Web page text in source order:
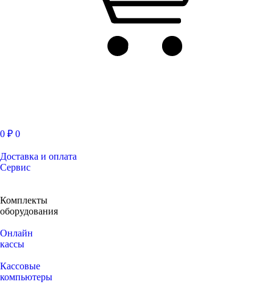
0 ₽ 0
Доставка и оплата
Сервис
Комплекты
оборудования
Онлайн
кассы
Кассовые
компьютеры